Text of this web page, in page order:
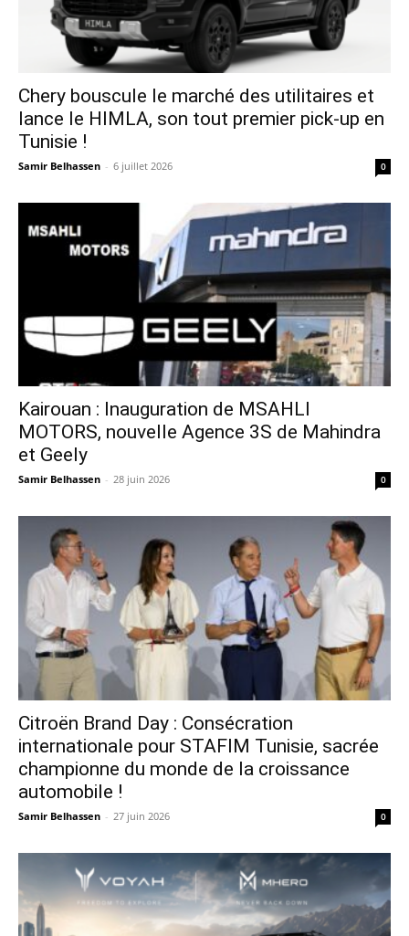
Chery bouscule le marché des utilitaires et
lance le HIMLA, son tout premier pick-up en
Tunisie !
Samir Belhassen - 6 juillet 2026 0
Kairouan : Inauguration de MSAHLI
MOTORS, nouvelle Agence 3S de Mahindra
et Geely
Samir Belhassen - 28 juin 2026 0
Citroën Brand Day : Consécration
internationale pour STAFIM Tunisie, sacrée
championne du monde de la croissance
automobile !
Samir Belhassen - 27 juin 2026 0